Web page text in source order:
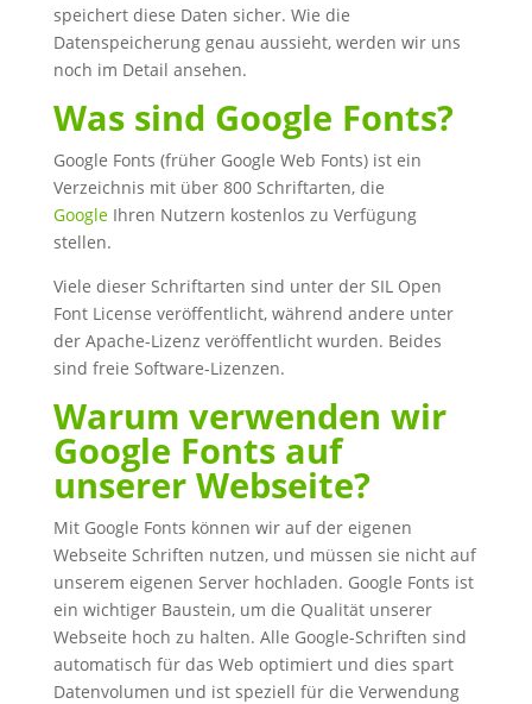
speichert diese Daten sicher. Wie die
Datenspeicherung genau aussieht, werden wir uns
noch im Detail ansehen.
Was sind Google Fonts?
Google Fonts (früher Google Web Fonts) ist ein
Verzeichnis mit über 800 Schriftarten, die
GoogleIhren Nutzern kostenlos zu Verfügung
stellen.
Viele dieser Schriftarten sind unter der SIL Open
Font License veröffentlicht, während andere unter
der Apache-Lizenz veröffentlicht wurden. Beides
sind freie Software-Lizenzen.
Warum verwenden wir
Google Fonts auf
unserer Webseite?
Mit Google Fonts können wir auf der eigenen
Webseite Schriften nutzen, und müssen sie nicht auf
unserem eigenen Server hochladen. Google Fonts ist
ein wichtiger Baustein, um die Qualität unserer
Webseite hoch zu halten. Alle Google-Schriften sind
automatisch für das Web optimiert und dies spart
Datenvolumen und ist speziell für die Verwendung